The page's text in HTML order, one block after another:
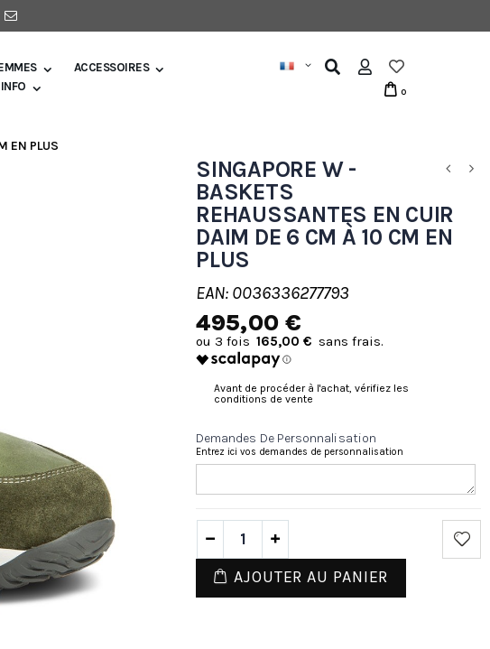
ACCESSOIRES
INFO 0
EN PLUS
SINGAPORE W -
BASKETS
REHAUSSANTES EN CUIR
DAIM DE 6 CM À 10 CM EN
PLUS
EAN: 0036336277793
495,00 €
165,00 €
Avant de procéder à l'achat, vérifiez les
conditions de vente
Demandes De Personnalisation
Entrez ici vos demandes de personnalisation
AJOUTER AU PANIER